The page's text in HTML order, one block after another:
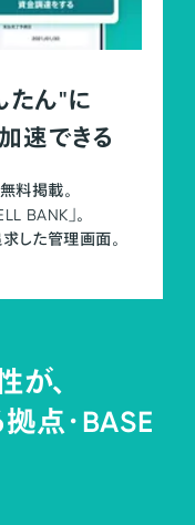
たん"に
速できる
料掲載。
BANK」。
求した管理画面。
が、
点・BASE